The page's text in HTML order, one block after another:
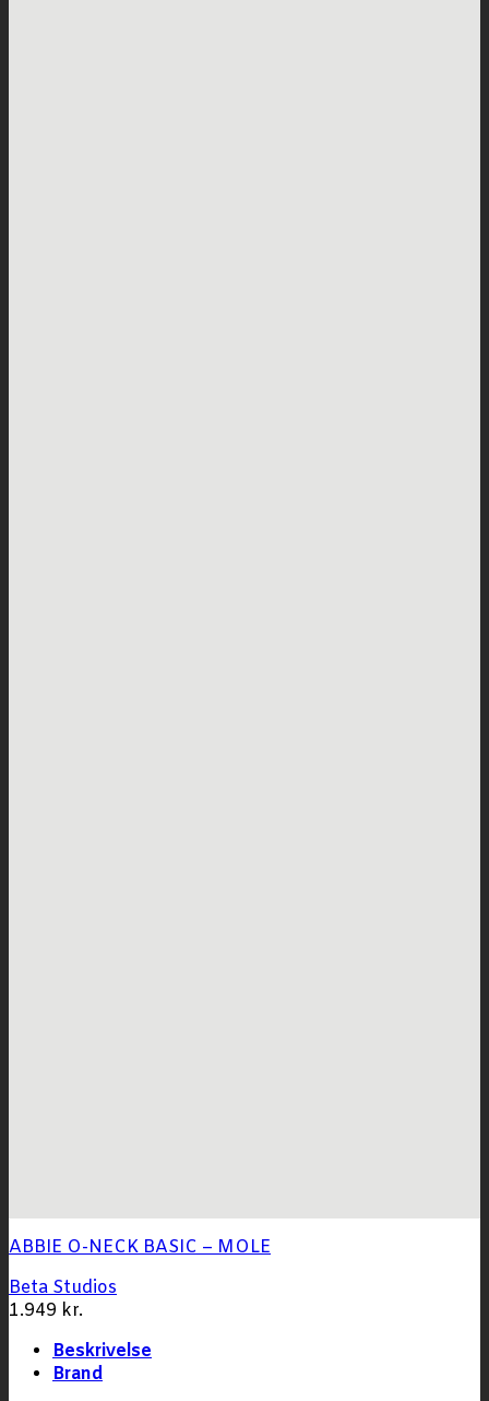
ABBIE O-NECK BASIC – MOLE
Beta Studios
1.949 kr.
Beskrivelse
Brand